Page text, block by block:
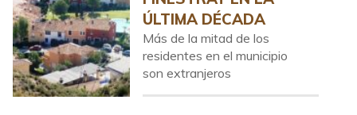
ÚLTIMA DÉCADA
Más de la mitad de los
residentes en el municipio
son extranjeros